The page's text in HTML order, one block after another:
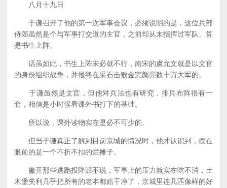
八月十九日
于谦召开了他的第一次军事会议，必须说明的是，这位兵部
侍郎虽然是个与军事打交道的主官，之前却从未指挥过军队。算
是书生上阵。
话虽如此，书生上阵未必就不行，南宋的虞允文就是以文官
的身份组织战争，并最终在采石击败金完颜亮数十万大军的。
于谦虽然是文官，但他对兵法也有研究，排兵布阵很有一
套，相信是小时候看课外书打下的基础。
所以说，课外读物实在是必不可少的。
但当于谦真正了解到目前京城的情况时，他才认识到，摆在
眼前的是一个不折不扣的烂摊子。
撇开那些逃跑投降派不说，军事上的压力就实在吃不消，土
木堡失利几乎把所有的老本都赔干净了，京城里连几匹像样的好